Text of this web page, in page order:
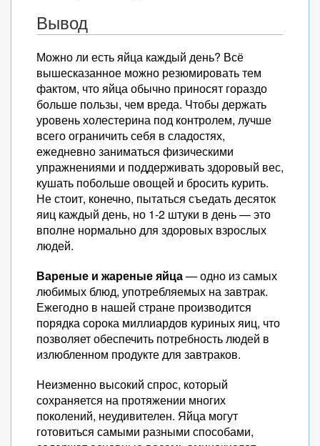
Вывод
Можно ли есть яйца каждый день? Всё
вышесказанное можно резюмировать тем
фактом, что яйца обычно приносят гораздо
больше пользы, чем вреда. Чтобы держать
уровень холестерина под контролем, лучше
всего ограничить себя в сладостях,
ежедневно заниматься физическими
упражнениями и поддерживать здоровый вес,
кушать побольше овощей и бросить курить.
Не стоит, конечно, пытаться съедать десяток
яиц каждый день, но 1-2 штуки в день — это
вполне нормально для здоровых взрослых
людей.
Вареные и жареные яйца— одно из самых
любимых блюд, употребляемых на завтрак.
Ежегодно в нашей стране производится
порядка сорока миллиардов куриных яиц, что
позволяет обеспечить потребность людей в
излюбленном продукте для завтраков.
Неизменно высокий спрос, который
сохраняется на протяжении многих
поколений, неудивителен. Яйца могут
готовиться самыми разными способами,